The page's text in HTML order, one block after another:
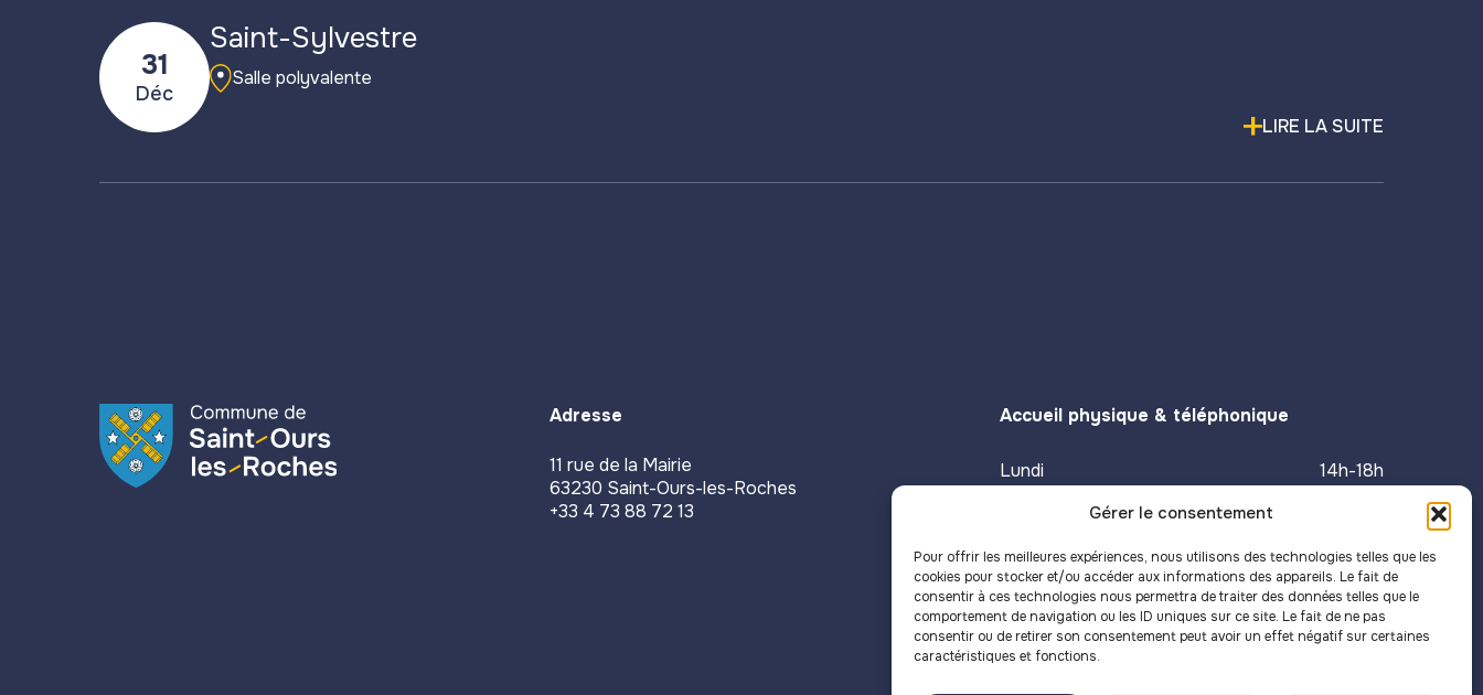
Gérer le consentement
Pour offrir les meilleures expériences, nous utilisons des technologies telles que les
cookies pour stocker et/ou accéder aux informations des appareils. Le fait de
consentir à ces technologies nous permettra de traiter des données telles que le
comportement de navigation ou les ID uniques sur ce site. Le fait de ne pas
consentir ou de retirer son consentement peut avoir un effet négatif sur certaines
caractéristiques et fonctions.
31
Déc
Saint-Sylvestre
Salle polyvalente
LIRE LA SUITE
Adresse
11 rue de la Mairie
63230 Saint-Ours-les-Roches
+33 4 73 88 72 13
Accueil physique & téléphonique
Lundi
14h-18h
Jeudi
9h-12h
Vendredi
14h-18h